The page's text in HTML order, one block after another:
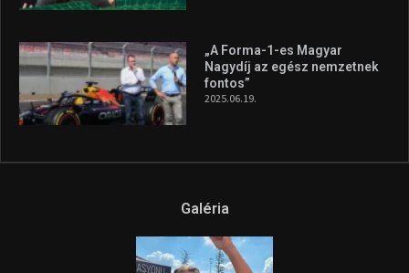
„A Forma-1-es Magyar
Nagydíj az egész nemzetnek
fontos”
2025.06.19.
Galéria